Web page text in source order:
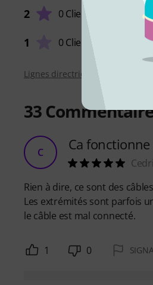
2 0 Clients
1 0 Clients
Lignes directrices d'évaluation
33
C Ca fonctionne
Rien à dire, ce sont des
Les extrémités sont parfois
le câble est mal connecté.
1 0